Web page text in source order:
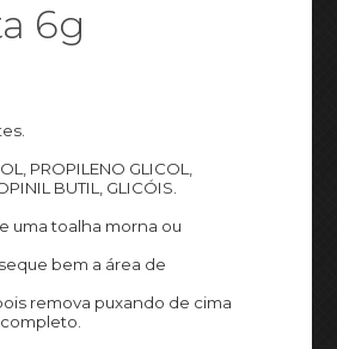
6g
PROPILENO GLICOL,
BUTIL, GLICÓIS.
uma toalha morna ou
bem a área de
remova puxando de cima